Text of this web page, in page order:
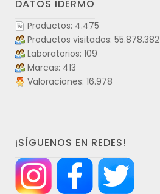
DATOS IDERMO
Productos: 4.475
Productos visitados: 55.878.382
Laboratorios: 109
Marcas: 413
Valoraciones: 16.978
¡SÍGUENOS EN REDES!